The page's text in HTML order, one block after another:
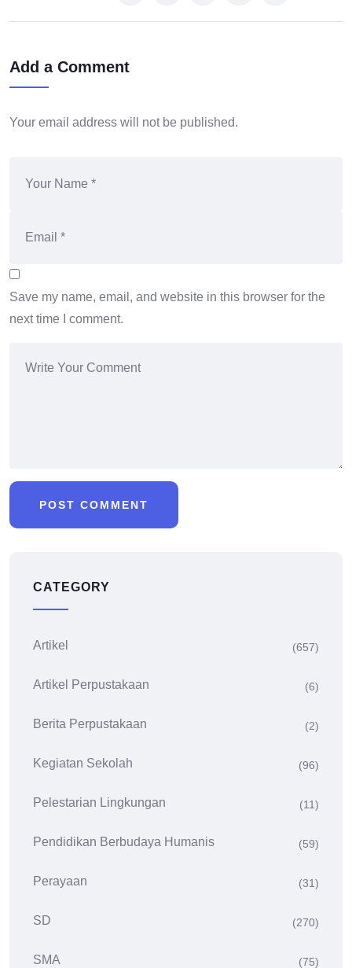
Add a Comment
Your email address will not be published.
Save my name, email, and website in this browser for the
next time I comment.
CATEGORY
Artikel (657)
Artikel Perpustakaan (6)
Berita Perpustakaan (2)
Kegiatan Sekolah (96)
Pelestarian Lingkungan (11)
Pendidikan Berbudaya Humanis (59)
Perayaan (31)
SD (270)
SMA (75)